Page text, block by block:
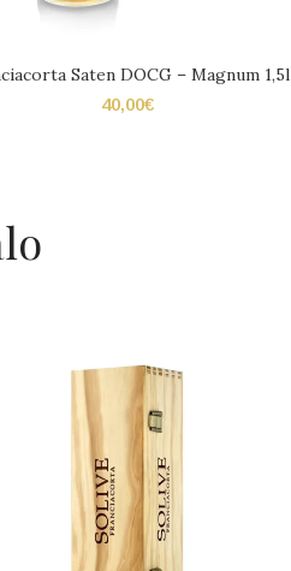
Saten DOCG – Magnum 1,5l
40,00€